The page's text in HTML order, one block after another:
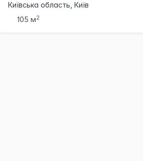
Київська область, Київ
105 м2